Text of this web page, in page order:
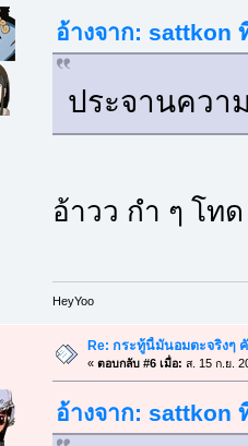
อ้างจาก: sattkon
ประจานควา
อ้าวว กำ ๆ โท
็HeyYoo
Re: กระทู้นี้มันอมตะจริงๆ
« ตอบกลับ #6 เมื่อ: ส. 15 ก.ย.
อ้างจาก: sattkon